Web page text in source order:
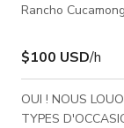
Rancho
$100 USD/h
OUI ! NOUS
TYPES